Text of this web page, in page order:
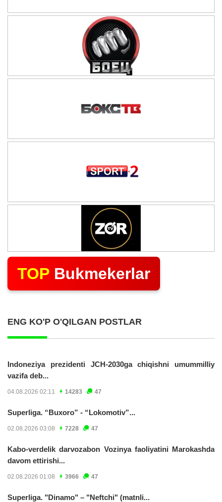
TOP Bukmekerlar
ENG KO'P O'QILGAN POSTLAR
Indoneziya prezidenti JCH-2030ga chiqishni umummilliy
vazifa deb...
04.08.2026 02:11 14283 47
Superliga. “Buxoro” - “Lokomotiv”...
02.08.2026 03:08 7228 47
Kabo-verdelik darvozabon Vozinya faoliyatini Marokashda
davom ettirishi...
02.08.2026 01:08 3966 47
Superliga. "Dinamo" – "Neftchi" (matnli...